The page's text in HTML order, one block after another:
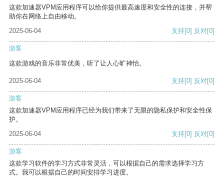
这款加速器VPM应用程序可以给你提供最高速度和安全性的连接，并帮
助你在网络上自由移动。
2025-06-04
支持[0] 反对[0]
游客
这款游戏的音乐非常优美，听了让人心旷神怡。
2025-06-04 支持[0] 反对[0]
游客
这款加速器VPM应用程序已经为我们带来了无限的隐私保护和安全性保
护。
2025-06-04
支持[0] 反对[0]
游客
这款学习软件的学习方式非常灵活，可以根据自己的需求选择学习方
式。我可以根据自己的时间安排学习进度。